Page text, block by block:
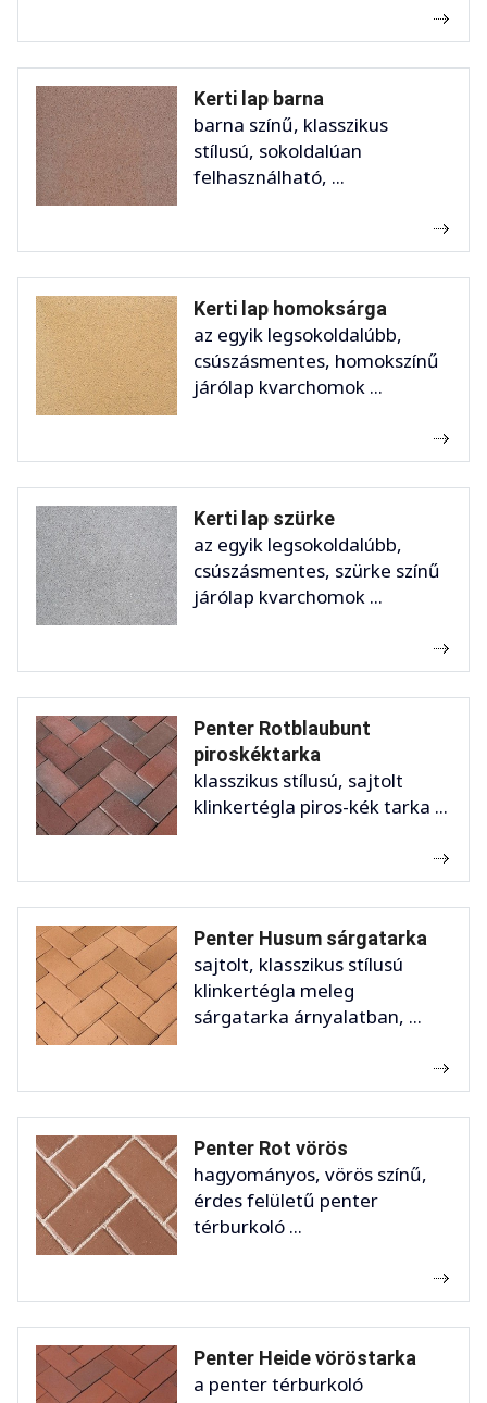
Kerti lap barna
barna színű, klasszikus
stílusú, sokoldalúan
felhasználható, ...
Kerti lap homoksárga
az egyik legsokoldalúbb,
csúszásmentes, homokszínű
járólap kvarchomok ...
Kerti lap szürke
az egyik legsokoldalúbb,
csúszásmentes, szürke színű
járólap kvarchomok ...
Penter Rotblaubunt
piroskéktarka
klasszikus stílusú, sajtolt
klinkertégla piros-kék tarka ...
Penter Husum sárgatarka
sajtolt, klasszikus stílusú
klinkertégla meleg
sárgatarka árnyalatban, ...
Penter Rot vörös
hagyományos, vörös színű,
érdes felületű penter
térburkoló ...
Penter Heide vöröstarka
a penter térburkoló